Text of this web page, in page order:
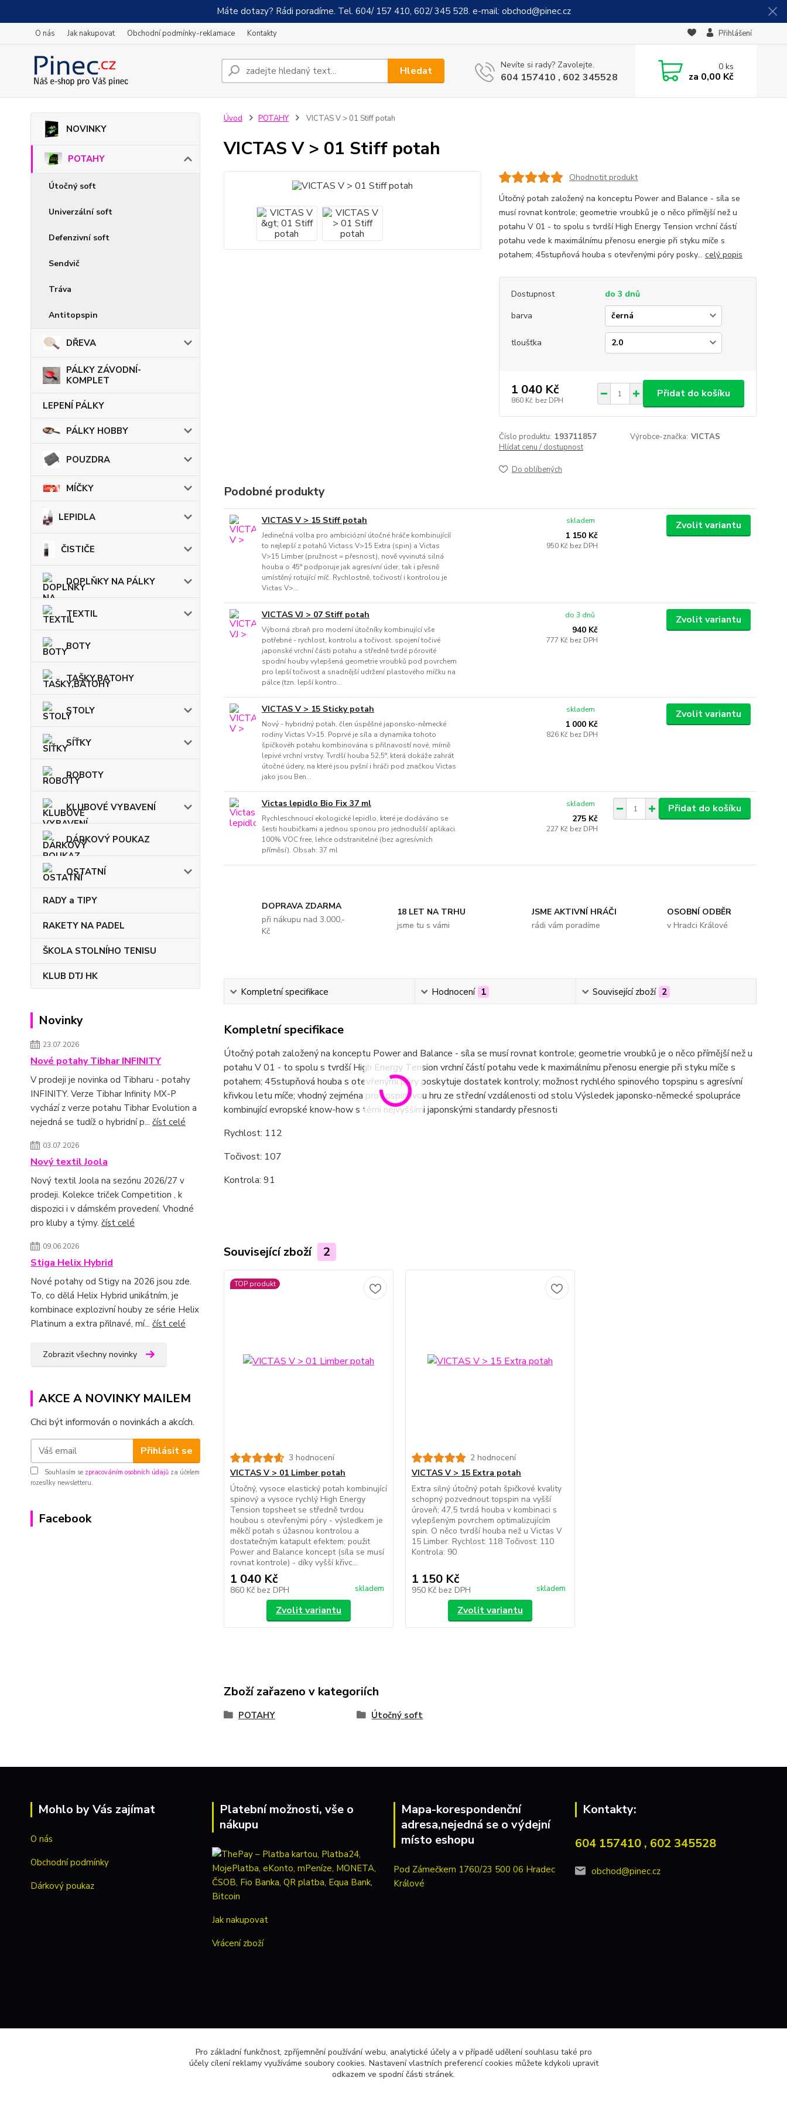
Máte dotazy? Rádi poradíme. Tel. 604/ 157 410, 602/ 345 528. e-mail: obchod@pinec.cz
O nás Jak nakupovat Obchodní podmínky-reklamace Kontakty Přihlášení
Hledat Nevíte si rady? Zavolejte.
604 157410 , 602 345528
0ks
za 0,00 Kč
NOVINKY
POTAHY
Útočný soft
Univerzální soft
Defenzivní soft
Sendvič
Tráva
Antitopspin
DŘEVA
PÁLKY ZÁVODNÍ-
KOMPLET
LEPENÍ PÁLKY
PÁLKY HOBBY
POUZDRA
MÍČKY
LEPIDLA
ČISTIČE
DOPLŇKY NA PÁLKY
TEXTIL
BOTY
TAŠKY,BATOHY
STOLY
SÍŤKY
ROBOTY
KLUBOVÉ VYBAVENÍ
DÁRKOVÝ POUKAZ
OSTATNÍ
RADY a TIPY
RAKETY NA PADEL
ŠKOLA STOLNÍHO TENISU
KLUB DTJ HK
Novinky
23.07.2026
Nové potahy Tibhar INFINITY
V prodeji je novinka od Tibharu - potahy
INFINITY. Verze Tibhar Infinity MX-P
vychází z verze potahu Tibhar Evolution a
nejedná se tudíž o hybridní p... číst celé
03.07.2026
Nový textil Joola
Nový textil Joola na sezónu 2026/27 v
prodeji. Kolekce triček Competition , k
dispozici i v dámském provedení. Vhodné
pro kluby a týmy. číst celé
09.06.2026
Stiga Helix Hybrid
Nové potahy od Stigy na 2026 jsou zde.
To, co dělá Helix Hybrid unikátním, je
kombinace explozivní houby ze série Helix
Platinum a extra přilnavé, mí... číst celé
Zobrazit všechny novinky
AKCE A NOVINKY MAILEM
Chci být informován o novinkách a akcích.
Přihlásit se
Souhlasím se zpracováním osobních údajů za účelem
rozesílky newsletteru.
Facebook
Úvod POTAHY VICTAS V > 01 Stiff potah
VICTAS V > 01 Stiff potah
Ohodnotit produkt
Útočný potah založený na konceptu Power and Balance - síla se
musí rovnat kontrole; geometrie vroubků je o něco přímější než u
potahu V 01 - to spolu s tvrdší High Energy Tension vrchní částí
potahu vede k maximálnímu přenosu energie při styku míče s
potahem; 45stupňová houba s otevřenými póry posky... celý popis
Dostupnost
do 3 dnů
barva
tloušťka
1 040 Kč
860 Kč bez DPH
Přidat do košíku
Číslo produktu: 193711857 Výrobce-značka: VICTAS
Hlídat cenu / dostupnost
Do oblíbených
Podobné produkty
VICTAS V > 15 Stiff potah
Jedinečná volba pro ambiciózní útočné hráče kombinujícíí
to nejlepší z potahů Victass V>15 Extra (spin) a Victas
V>15 Limber (pružnost = přesnost), nově vyvinutá silná
houba o 45° podporuje jak agresívní úder, tak i přesně
umístěný rotující míč. Rychlostně, točivostí i kontrolou je
Victas V>...
1 150 Kč
950 Kč bez DPH
skladem Zvolit variantu
VICTAS VJ > 07 Stiff potah
Výborná zbraň pro moderní útočníky kombinující vše
potřebné - rychlost, kontrolu a točivost. spojení točivé
japonské vrchní části potahu a středně tvrdé pórovité
spodní houby vylepšená geometrie vroubků pod povrchem
pro lepší točivost a snadnější udržení plastového míčku na
pálce (tzn. lepší kontro...
940 Kč
777 Kč bez DPH
do 3 dnů Zvolit variantu
VICTAS V > 15 Sticky potah
Nový - hybridný potah, člen úspěšné japonsko-německé
rodiny Victas V>15. Poprvé je síla a dynamika tohoto
špičkovéh potahu kombinována s přilnavostí nové, mírně
lepivé vrchní vrstvy. Tvrdší houba 52,5°, která dokáže zahrát
útočné údery, na které jsou pyšní i hráči pod značkou Victas
jako jsou Ben...
1 000 Kč
826 Kč bez DPH
skladem Zvolit variantu
Victas lepidlo Bio Fix 37 ml
Rychleschnoucí ekologické lepidlo, které je dodáváno se
šesti houbičkami a jednou sponou pro jednodušší aplikaci.
100% VOC free, lehce odstranitelné (bez agresívních
příměsí). Obsah: 37 ml
275 Kč
227 Kč bez DPH
skladem Přidat do košíku
DOPRAVA ZDARMA
při nákupu nad 3.000,-
Kč
18 LET NA TRHU
jsme tu s vámi
JSME AKTIVNÍ HRÁČI
rádi vám poradíme
OSOBNÍ ODBĚR
v Hradci Králové
Kompletní specifikace Hodnocení 1 Související zboží 2
Kompletní specifikace
Útočný potah založený na konceptu Power and Balance - síla se musí rovnat kontrole; geometrie vroubků je o něco přímější než u
potahu V 01 - to spolu s tvrdší High Energy Tension vrchní částí potahu vede k maximálnímu přenosu energie při styku míče s
potahem; 45stupňová houba s otevřenými póry poskytuje dostatek kontroly; možnost rychlého spinového topspinu s agresívní
křivkou letu míče; vhodný zejména pro tospinovou hru ze střední vzdálenosti od stolu Výsledek japonsko-německé spolupráce
kombinující evropské know-how s těmi nejvyššími japonskými standardy přesnosti
Rychlost: 112
Točivost: 107
Kontrola: 91
Související zboží 2
TOP produkt
3 hodnocení
VICTAS V > 01 Limber potah
Útočný, vysoce elastický potah kombinující
spinový a vysoce rychlý High Energy
Tension topsheet se středně tvrdou
houbou s otevřenými póry - výsledkem je
měkčí potah s úžasnou kontrolou a
dostatečným katapult efektem; použit
Power and Balance koncept (síla se musí
rovnat kontrole) - díky vyšší křivc...
1 040 Kč
860 Kč bez DPH skladem
Zvolit variantu
2 hodnocení
VICTAS V > 15 Extra potah
Extra silný útočný potah špičkové kvality
schopný pozvednout topspin na vyšší
úroveň; 47,5 tvrdá houba v kombinaci s
vylepšeným povrchem optimalizujícím
spin. O něco tvrdší houba než u Victas V
15 Limber. Rychlost: 118 Točivost: 110
Kontrola: 90
1 150 Kč
950 Kč bez DPH skladem
Zvolit variantu
Zboží zařazeno v kategoriích
POTAHY Útočný soft
Mohlo by Vás zajímat
O nás
Obchodní podmínky
Dárkový poukaz
Platební možnosti, vše o
nákupu
Jak nakupovat
Vrácení zboží
Mapa-korespondenční
adresa,nejedná se o výdejní
místo eshopu
Pod Zámečkem 1760/23 500 06 Hradec
Králové
Kontakty:
604 157410 , 602 345528
obchod@pinec.cz
Pro základní funkčnost, zpříjemnění používání webu, analytické účely a v případě udělení souhlasu také pro
účely cílení reklamy využíváme soubory cookies. Nastavení vlastních preferencí cookies můžete kdykoli upravit
odkazem ve spodní části stránek.